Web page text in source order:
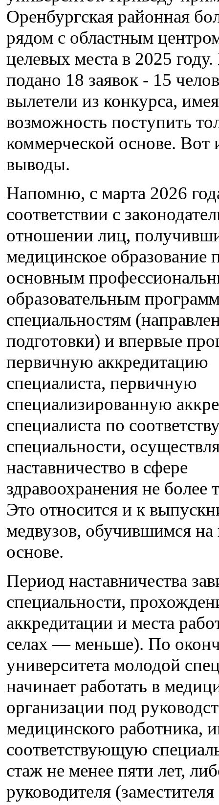
Оренбургская районная
рядом с областным
целевых места в 2025
подано 18 заявок - 15
вылетели из конкурса, имея
возможность поступить
коммерческой основе. Вот
выводы.
Напомню, с марта 2026
соответствии с
отношении лиц,
медицинское образование
основным
образовательным
специальностям
подготовки) и впервые
первичную аккредитацию
специалиста, первичную
специализированную
специалиста по
специальности,
наставничество в сфере
здравоохранения не более
Это относится и к
медвузов, обучившимся на
основе.
Период наставничества
специальности,
аккредитации и места
селах — меньше). По
университета молодой
начинает работать в
организации под
медицинского работника,
соответствующую
стаж не менее пяти лет,
руководителя (заместителя